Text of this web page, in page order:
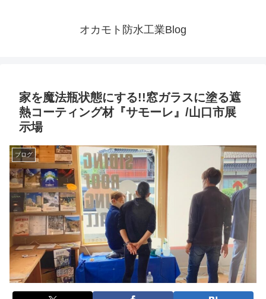
オカモト防水工業Blog
家を魔法瓶状態にする!!窓ガラスに塗る遮
熱コーティング材『サモーレ』/山口市展
示場
ブログ